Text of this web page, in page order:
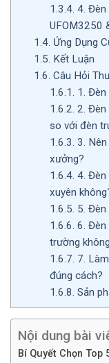
1.3.4. 4. Đèn
UFOM3250
1.4. Ứng Dụng
1.5. Kết Luận
1.6. Câu Hỏi
1.6.1. 1. Đèn
1.6.2. 2. Đèn
so với đèn
1.6.3. 3.
xưởng?
1.6.4. 4. Đèn
xuyên
1.6.5. 5. Đèn
1.6.6. 6. Đèn
trường
1.6.7. 7.
đúng cách?
1.6.8. Sản
Nội dung bài
Bí Quyết Chọn Top